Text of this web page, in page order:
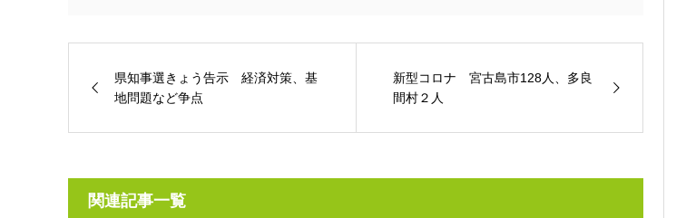
県知事選きょう告示 経済対策、基
地問題など争点
新型コロナ 宮古島市128人、多良
間村２人
関連記事一覧